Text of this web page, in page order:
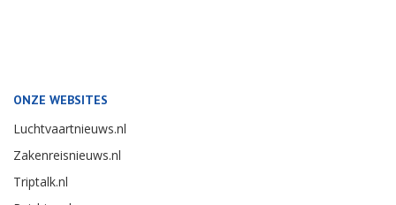
ONZE WEBSITES
Luchtvaartnieuws.nl
Zakenreisnieuws.nl
Triptalk.nl